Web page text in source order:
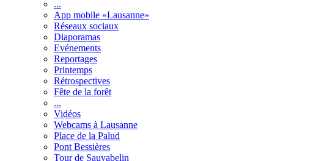
...
App mobile «Lausanne»
Réseaux sociaux
Diaporamas
Evénements
Reportages
Printemps
Rétrospectives
Fête de la forêt
...
Vidéos
Webcams à Lausanne
Place de la Palud
Pont Bessières
Tour de Sauvabelin